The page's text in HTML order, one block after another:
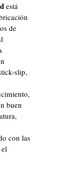
está
de
slip,
buen
con las
el
y
r.s.p.